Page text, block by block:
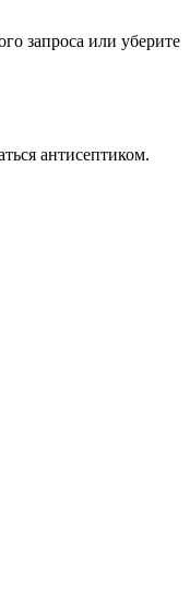
запроса или уберите
антисептиком.